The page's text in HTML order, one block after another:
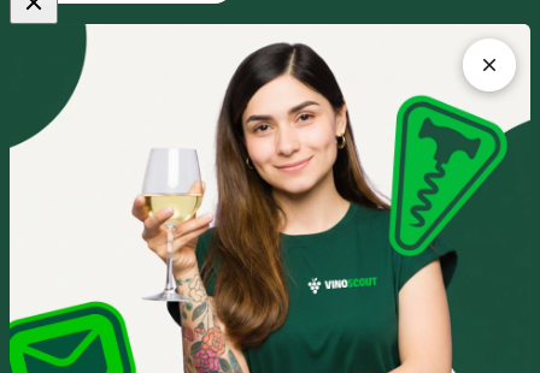
FLAGSHIPSTORE
Albert-Einstein-Ring 24
14532 Kleinmachnow bei Berlin
Im Europarc Dreilinden
030 - 585 84 59 0
Mo.- Fr. 10:00 - 19:00 Uhr
Sa. 10:00 - 16:00 Uhr
Anfahrtsbeschreibung